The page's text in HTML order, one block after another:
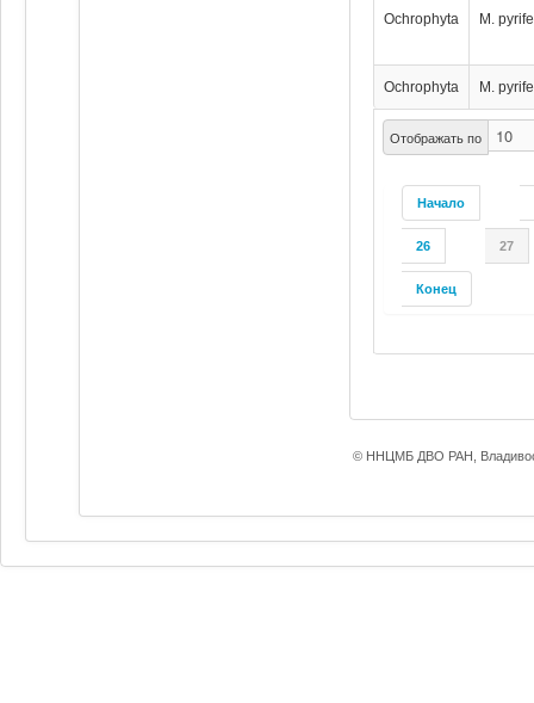
Отображать по
Начало
26 27
Конец
Ochrophyta M.
Ochrophyta M.
© ННЦМБ ДВО РАН,